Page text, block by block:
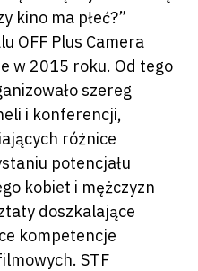
kino ma płeć?”
OFF Plus Camera
w 2015 roku. Od tego
szereg
i konferencji,
różnice
potencjału
kobiet i mężczyzn
doszkalające
kompetencje
STF